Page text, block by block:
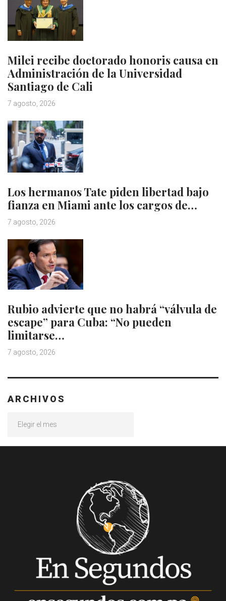
Milei recibe doctorado honoris causa en
Administración de la Universidad
Santiago de Cali
7 agosto, 2026
Los hermanos Tate piden libertad bajo
fianza en Miami ante los cargos de…
7 agosto, 2026
Rubio advierte que no habrá “válvula de
escape” para Cuba: “No pueden
limitarse…
7 agosto, 2026
ARCHIVOS